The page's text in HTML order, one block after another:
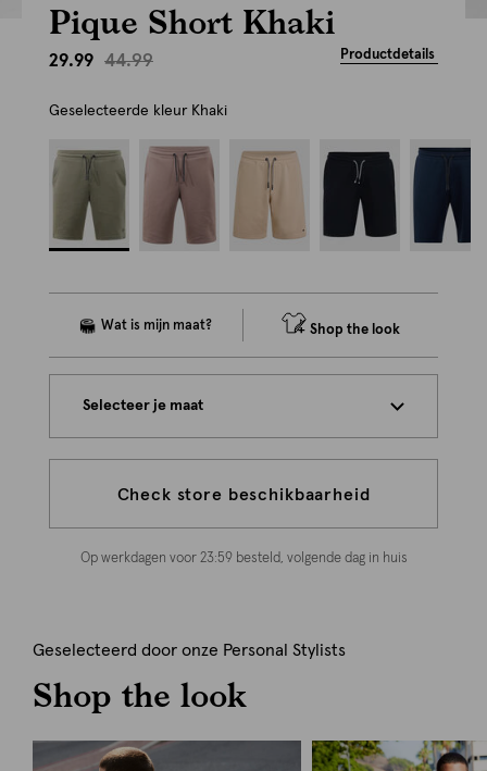
Pique Short Khaki
29.99 44.99 Productdetails
Geselecteerde kleur Khaki
Shop the look
Selecteer je maat
Check store beschikbaarheid
Op werkdagen voor 23:59 besteld, volgende dag in huis
Geselecteerd door onze Personal Stylists
Shop the look